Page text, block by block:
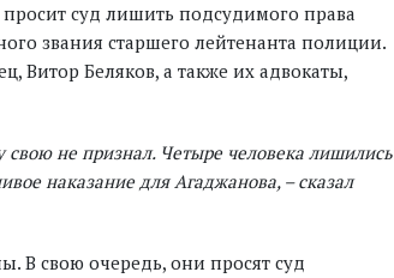
суд лишить подсудимого права
звания старшего лейтенанта полиции.
Витор Беляков, а также их адвокаты,
не признал. Четыре человека лишились
наказание для Агаджанова, – сказал
В свою очередь, они просят суд